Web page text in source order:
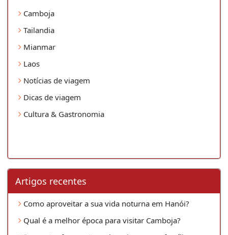
Camboja
Tailandia
Mianmar
Laos
Notícias de viagem
Dicas de viagem
Cultura & Gastronomia
Artigos recentes
Como aproveitar a sua vida noturna em Hanói?
Qual é a melhor época para visitar Camboja?